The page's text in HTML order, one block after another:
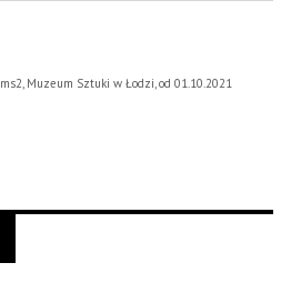
Muzeum Sztuki w Łodzi, od 01.10.2021